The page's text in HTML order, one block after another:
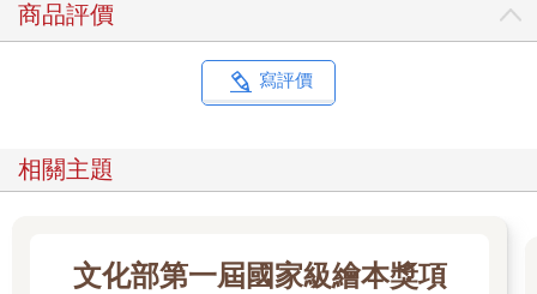
小時候被抱的、需求被滿足的孩子個性軟弱，不能獨立生活，沒
有男子氣概，反而是少數僅有的實驗指出這種孩子比較有安全
感，身心的發育比較好。
溫柔的聲音會活化大腦的愉悅中心，孩子會轉過頭去注視聲音的
的嬰兒在核磁共振儀中聽到大人吵架聲音時，大腦負面情緒中心
商品評價
寫評價
相關主題
文化部第一屆國家級繪本獎項